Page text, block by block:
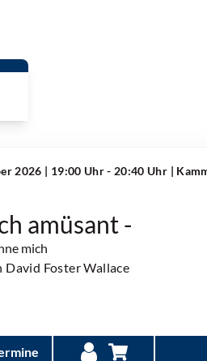
2026 | 19:00 Uhr - 20:40 Uhr |
amüsant -
mich
David Foster Wallace